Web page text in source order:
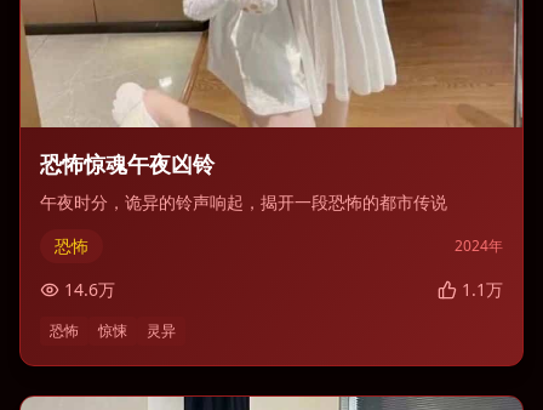
恐怖惊魂午夜凶铃
午夜时分，诡异的铃声响起，揭开一段恐怖的都市传说
恐怖
2024年
14.6万 1.1万
恐怖 惊悚 灵异